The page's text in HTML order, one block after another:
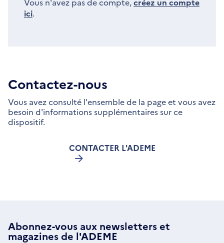
ici.
Contactez-nous
Vous avez consulté l'ensemble de la page et vous avez
besoin d'informations supplémentaires sur ce
dispositif.
CONTACTER L'ADEME
Abonnez-vous aux newsletterset
magazines de l'ADEME